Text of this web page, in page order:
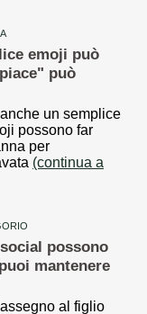
emoji può
può
un semplice
possono far
per
(continua a
possono
mantenere
al figlio